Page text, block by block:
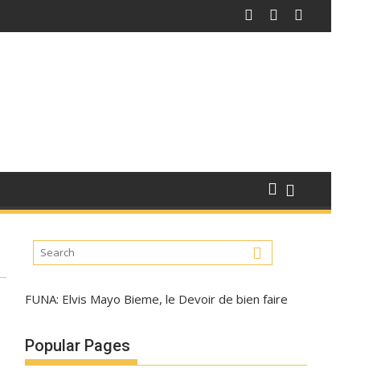
FUNA: Elvis Mayo Bieme, le Devoir de bien faire
Popular Pages